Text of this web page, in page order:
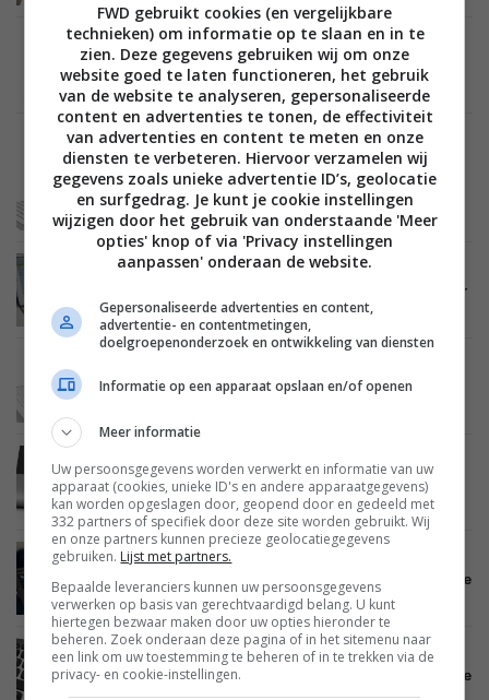
MOBILE
Belkin brengt dongle uit voor iPhone 7 Plus, met
twee Lightning-poorten
MOBILE 14 OKTOBER 2014
Belkin lanceert Qode Ultimate Pro-toetsenbord
voor iPad Air
BEELD 11 JUNI 2014
Review: Belkin QODE Thin Type toetsenbord voor
iPad Air
Belkin lanceert QODE Thin Type toetsenbord
19 MAART 2014
Belkin zet in op iPad-accessoires voor het
onderwijs
MOBILE 27 NOVEMBER 2013
Tips voor de feestdagen: Vijf accessoires voor je
iPad
MOBILE 26 NOVEMBER 2013
Tips voor de feestdagen: Vijf accessoires voor je
FWD gebruikt cookies (en vergelijkbare
technieken) om informatie op te slaan en in te
zien. Deze gegevens gebruiken wij om onze
website goed te laten functioneren, het gebruik
van de website te analyseren, gepersonaliseerde
content en advertenties te tonen, de effectiviteit
van advertenties en content te meten en onze
diensten te verbeteren. Hiervoor verzamelen wij
gegevens zoals unieke advertentie ID’s, geolocatie
en surfgedrag. Je kunt je cookie instellingen
wijzigen door het gebruik van onderstaande 'Meer
opties' knop of via 'Privacy instellingen
aanpassen' onderaan de website.
Gepersonaliseerde advertenties en content,
advertentie- en contentmetingen,
doelgroepenonderzoek en ontwikkeling van diensten
Informatie op een apparaat opslaan en/of openen
Meer informatie
Uw persoonsgegevens worden verwerkt en informatie van uw
apparaat (cookies, unieke ID's en andere apparaatgegevens)
kan worden opgeslagen door, geopend door en gedeeld met
332 partners of specifiek door deze site worden gebruikt. Wij
en onze partners kunnen precieze geolocatiegegevens
gebruiken. Lijst met partners.
Bepaalde leveranciers kunnen uw persoonsgegevens
verwerken op basis van gerechtvaardigd belang. U kunt
hiertegen bezwaar maken door uw opties hieronder te
beheren. Zoek onderaan deze pagina of in het sitemenu naar
een link om uw toestemming te beheren of in te trekken via de
privacy- en cookie-instellingen.